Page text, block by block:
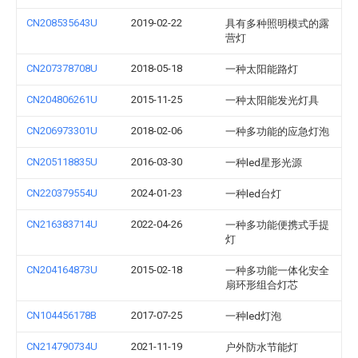
CN208535643U 2019-02-22
具有多种照明模式的露
营灯
CN207378708U 2018-05-18 一种太阳能路灯
CN204806261U 2015-11-25 一种太阳能发光灯具
CN206973301U 2018-02-06 一种多功能的应急灯泡
CN205118835U 2016-03-30 一种led星形光源
CN220379554U 2024-01-23 一种led台灯
CN216383714U 2022-04-26
一种多功能便携式手提
灯
CN204164873U 2015-02-18
一种多功能一体化安全
扇环形组合灯芯
CN104456178B 2017-07-25 一种led灯泡
CN214790734U 2021-11-19 户外防水节能灯